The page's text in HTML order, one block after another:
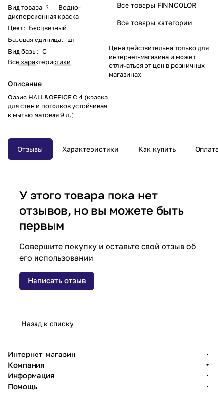
Вид товара ? : Водно-
дисперсионная краска
Цвет: Бесцветный
Базовая единица: шт
Вид базы: C
Все характеристики
Описание
Оазис HALL&OFFICE С 4 (краска
для стен и потолков устойчивая
к мытью матовая 9 л.)
Все товары FINNCOLOR
Все товары категории
Цена действительна только для
интернет-магазина и может
отличаться от цен в розничных
магазинах
Отзывы Характеристики Как купить
У этого товара пока нет
отзывов, но вы можете быть
первым
Совершите покупку и оставьте свой отзыв об
его использовании
Написать отзыв
Назад к списку
Интернет-магазин
Компания
Информация
Помощь